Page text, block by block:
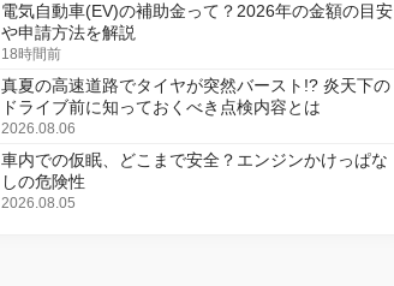
電気自動車(EV)の補助金って？2026年の金額の目安
や申請方法を解説
18時間前
真夏の高速道路でタイヤが突然バースト!? 炎天下の
ドライブ前に知っておくべき点検内容とは
2026.08.06
車内での仮眠、どこまで安全？エンジンかけっぱな
しの危険性
2026.08.05